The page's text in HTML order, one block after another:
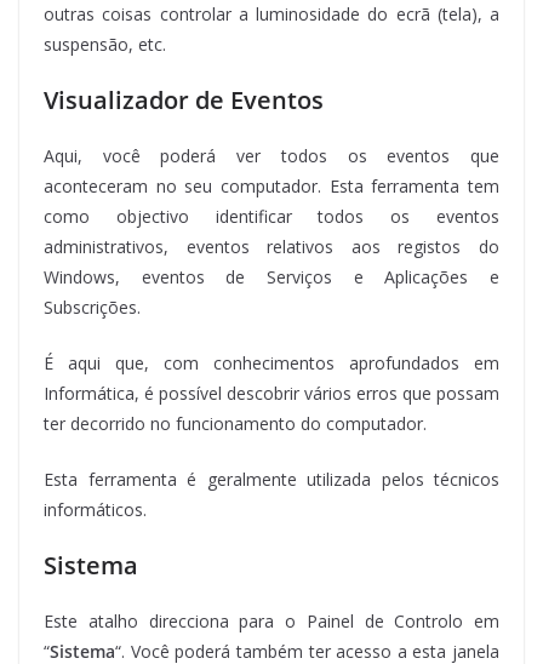
outras coisas controlar a luminosidade do ecrã (tela), a
suspensão, etc.
Visualizador de Eventos
Aqui, você poderá ver todos os eventos que
aconteceram no seu computador. Esta ferramenta tem
como objectivo identificar todos os eventos
administrativos, eventos relativos aos registos do
Windows, eventos de Serviços e Aplicações e
Subscrições.
É aqui que, com conhecimentos aprofundados em
Informática, é possível descobrir vários erros que possam
ter decorrido no funcionamento do computador.
Esta ferramenta é geralmente utilizada pelos técnicos
informáticos.
Sistema
Este atalho direcciona para o Painel de Controlo em
“Sistema“. Você poderá também ter acesso a esta janela